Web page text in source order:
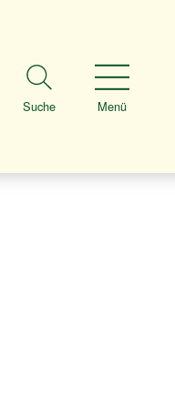
Suche Menü